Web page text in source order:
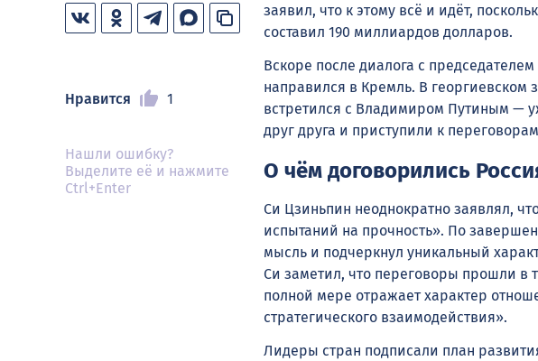
Нравится 1
Нашли ошибку?
Выделите её и нажмите
Ctrl+Enter
заявил, что к этому всё и идёт,
составил 190 миллиардов долларов.
Вскоре после диалога с
направился в Кремль. В георгиевском
встретился с Владимиром Путиным —
друг друга и приступили к
О чём договорились
Си Цзиньпин неоднократно заявлял,
испытаний на прочность». По
мысль и подчеркнул уникальный
Си заметил, что переговоры прошли в
полной мере отражает характер
стратегического взаимодействия».
Лидеры стран подписали план